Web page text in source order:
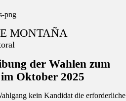
MONTAÑA
der Wahlen zum
Oktober 2025
kein Kandidat die erforderliche